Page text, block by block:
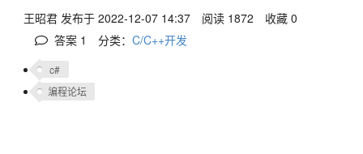
王昭君 发布于 2022-12-07 14:37 阅读 1872
收藏 0
答案 1 分类：C/C++开发
c#
编程论坛